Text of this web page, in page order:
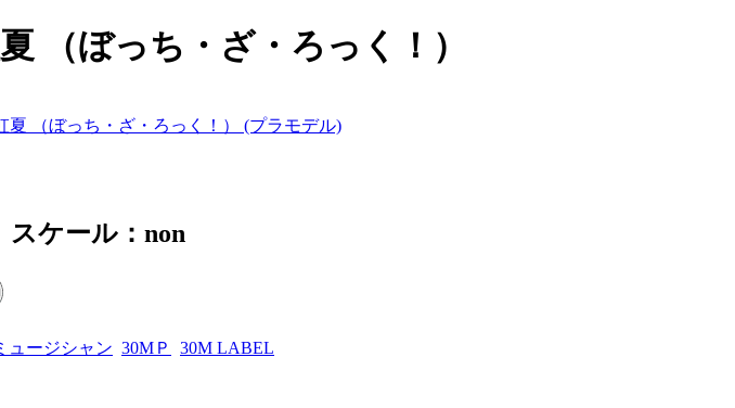
（ぼっち・ざ・ろっく！）
夏 （ぼっち・ざ・ろっく！） (プラモデル)
ケール：non
ュージシャン 30MＰ 30M LABEL